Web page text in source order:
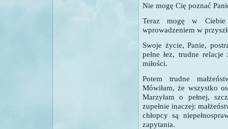
Nie mogę Cię poznać
Teraz mogę w
wprowadzeniem w
Swoje życie, Panie,
pełne łez, trudne
miłości.
Potem trudne
Mówiłam, że wszystko
Marzyłam o pełnej,
zupełnie inaczej:
chłopcy są
zapytania.